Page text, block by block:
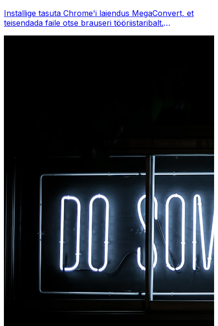
Installige tasuta Chrome'i laiendus MegaConvert, et
teisendada faile otse brauseri tööriistaribalt.